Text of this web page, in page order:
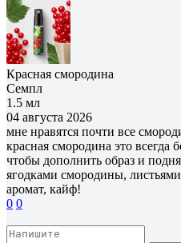
Красная смородина
Семпл
1.5 мл
04 августа 2026
мне нравятся почти все
красная смородина это
чтобы дополнить образ и
ягодками смородины,
аромат, кайф!
0 0